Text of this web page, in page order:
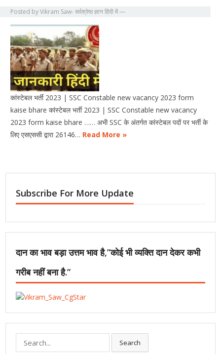
Posted byVikram Saw- सर्वश्रेष्ठ ज्ञान हिंदी में—
कांस्टेबल भर्ती 2023 | SSC Constable new vacancy 2023 form
kaise bhare कांस्टेबल भर्ती 2023 | SSC Constable new vacancy
2023 form kaise bhare …… अभी SSC के अंतर्गत कांस्टेबल पदों पर भर्ती के
लिए एसएससी द्वारा 26146… Read More »
Subscribe For More Update
दान का भाव बड़ा उत्तम भाव है,”कोई भी व्यक्ति दान देकर कभी
गरीब नहीं बना है.”
Search